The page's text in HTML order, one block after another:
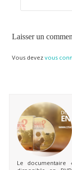
Laisser un
Vous devez vous
Le documentaire